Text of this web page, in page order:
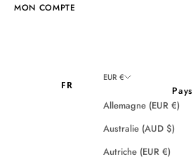
MON COMPTE
FR
EUR €
Pays
Allemagne (EUR €)
Australie (AUD $)
Autriche (EUR €)